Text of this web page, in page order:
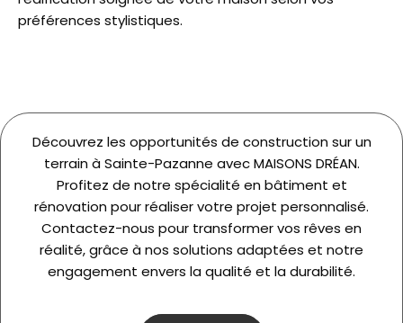
préférences stylistiques.
Découvrez les opportunités de construction sur un
terrain à Sainte-Pazanne avec MAISONS DRÉAN.
Profitez de notre spécialité en bâtiment et
rénovation pour réaliser votre projet personnalisé.
Contactez-nous pour transformer vos rêves en
réalité, grâce à nos solutions adaptées et notre
engagement envers la qualité et la durabilité.